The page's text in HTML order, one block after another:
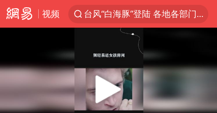
视频
台风“白海豚”登陆 各地各部门全力应对
路虎卫士110 HSE限时降价
我国发现稀散金属独立新矿物——乌斯河锗矿
上海鼓励居家办公
部分银行上调存款利率